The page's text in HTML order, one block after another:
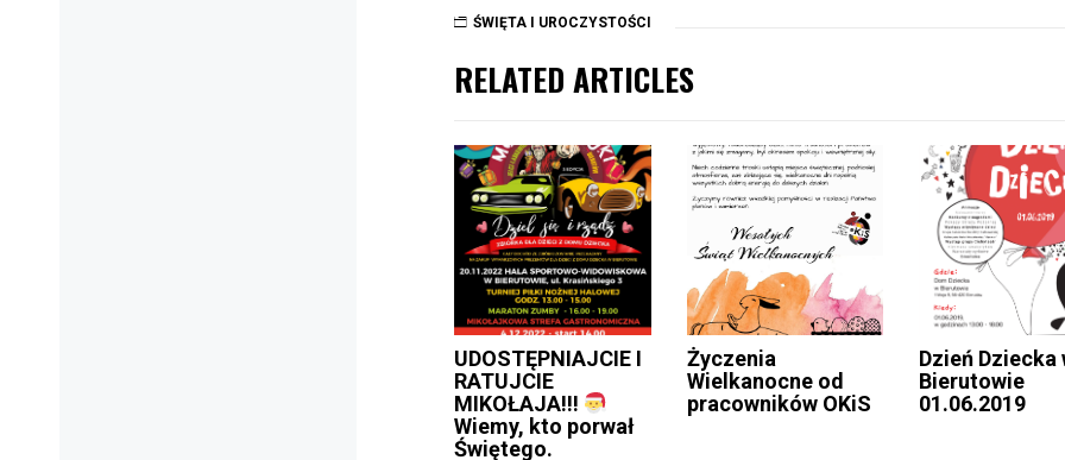
ŚWIĘTA I UROCZYSTOŚCI
RELATED ARTICLES
UDOSTĘPNIAJCIE I
RATUJCIE
MIKOŁAJA!!!
Wiemy, kto porwał
Świętego.
Życzenia
Wielkanocne od
pracowników OKiS
Dzień Dziecka
Bierutowie
01.06.2019